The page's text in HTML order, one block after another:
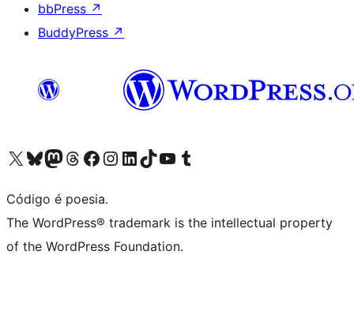
bbPress ↗
BuddyPress ↗
Visite a nossa conta X (antigo Twitter)
Visit our Bluesky account
Visit our Mastodon account
Visit our Threads account
Visite a nossa página do Facebook
Visite a nossa conta no Instagram
Visite a nossa conta no LinkedIn
Visit our TikTok account
Visit our YouTube channel
Visit our Tumblr account
Código é poesia.
The WordPress® trademark is the intellectual property
of the WordPress Foundation.